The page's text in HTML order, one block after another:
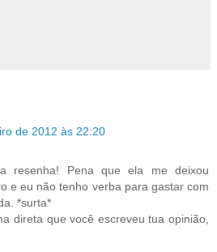
de 2012 às 22:20
resenha! Pena que ela me deixou
e eu não tenho verba para gastar com
*surta*
direta que você escreveu tua opinião,